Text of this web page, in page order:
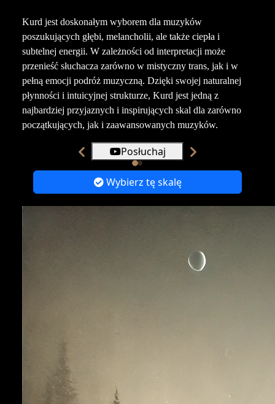
Kurd jest doskonałym wyborem dla muzyków
poszukujących głębi, melancholii, ale także ciepła i
subtelnej energii. W zależności od interpretacji może
przenieść słuchacza zarówno w mistyczny trans, jak i w
pełną emocji podróż muzyczną. Dzięki swojej naturalnej
płynności i intuicyjnej strukturze, Kurd jest jedną z
najbardziej przyjaznych i inspirujących skal dla zarówno
początkujących, jak i zaawansowanych muzyków.
Posłuchaj
Wybierz tę skalę